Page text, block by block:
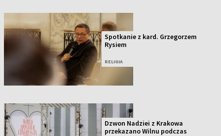
Spotkanie z kard. Grzegorzem
Rysiem
RELIGIA
Dzwon Nadziei z Krakowa
przekazano Wilnu podczas